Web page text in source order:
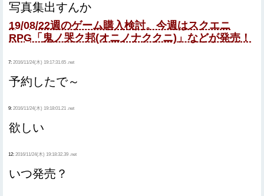
写真集出すんか
19/08/22週のゲーム購入検討。今週はスクエニ
RPG「鬼ノ哭ク邦(オニノナククニ)」などが発売！
7: 2016/11/24(木) 19:17:31.65 .net
予約したで～
9: 2016/11/24(木) 19:18:01.21 .net
欲しい
12: 2016/11/24(木) 19:18:32.39 .net
いつ発売？